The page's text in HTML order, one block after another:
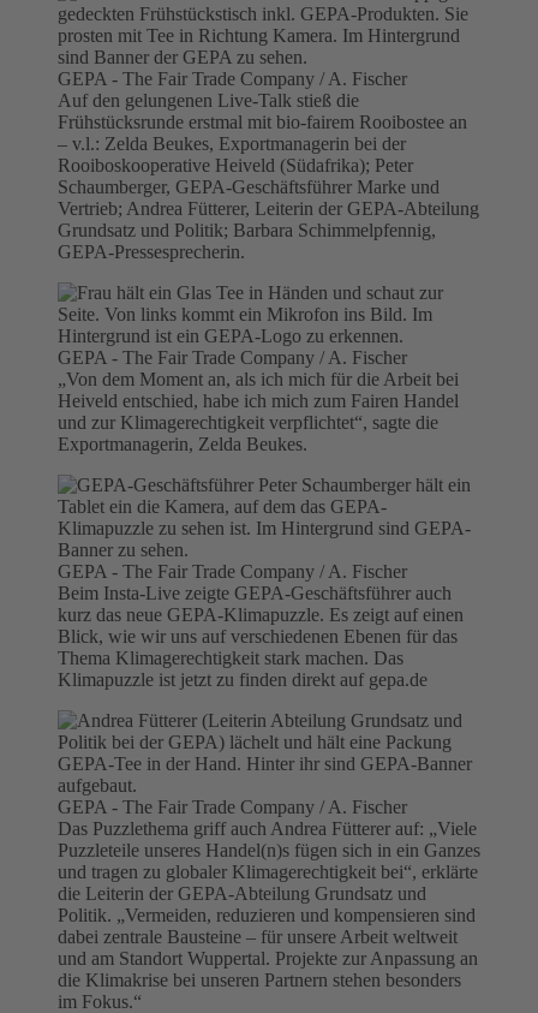
GEPA - The Fair Trade Company / A. Fischer
Auf den gelungenen Live-Talk stieß die
Frühstücksrunde erstmal mit bio-fairem Rooibostee an
– v.l.: Zelda Beukes, Exportmanagerin bei der
Rooiboskooperative Heiveld (Südafrika); Peter
Schaumberger, GEPA-Geschäftsführer Marke und
Vertrieb; Andrea Fütterer, Leiterin der GEPA-Abteilung
Grundsatz und Politik; Barbara Schimmelpfennig,
GEPA-Pressesprecherin.
GEPA - The Fair Trade Company / A. Fischer
„Von dem Moment an, als ich mich für die Arbeit bei
Heiveld entschied, habe ich mich zum Fairen Handel
und zur Klimagerechtigkeit verpflichtet“, sagte die
Exportmanagerin, Zelda Beukes.
GEPA - The Fair Trade Company / A. Fischer
Beim Insta-Live zeigte GEPA-Geschäftsführer auch
kurz das neue GEPA-Klimapuzzle. Es zeigt auf einen
Blick, wie wir uns auf verschiedenen Ebenen für das
Thema Klimagerechtigkeit stark machen. Das
Klimapuzzle ist jetzt zu finden direkt auf gepa.de
GEPA - The Fair Trade Company / A. Fischer
Das Puzzlethema griff auch Andrea Fütterer auf: „Viele
Puzzleteile unseres Handel(n)s fügen sich in ein Ganzes
und tragen zu globaler Klimagerechtigkeit bei“, erklärte
die Leiterin der GEPA-Abteilung Grundsatz und
Politik. „Vermeiden, reduzieren und kompensieren sind
dabei zentrale Bausteine – für unsere Arbeit weltweit
und am Standort Wuppertal. Projekte zur Anpassung an
die Klimakrise bei unseren Partnern stehen besonders
im Fokus.“